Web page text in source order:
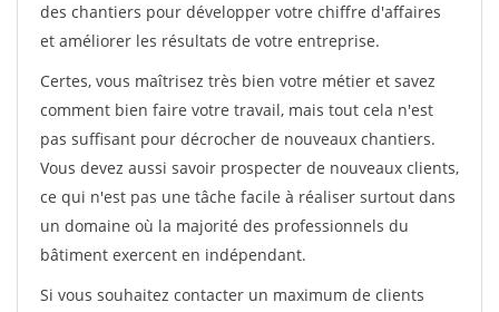
des chantiers pour développer votre chiffre d'affaires
et améliorer les résultats de votre entreprise.
Certes, vous maîtrisez très bien votre métier et savez
comment bien faire votre travail, mais tout cela n'est
pas suffisant pour décrocher de nouveaux chantiers.
Vous devez aussi savoir prospecter de nouveaux clients,
ce qui n'est pas une tâche facile à réaliser surtout dans
un domaine où la majorité des professionnels du
bâtiment exercent en indépendant.
Si vous souhaitez contacter un maximum de clients